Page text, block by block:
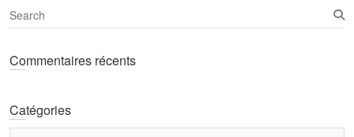
S
e
r
Commentaires récents
Catégories